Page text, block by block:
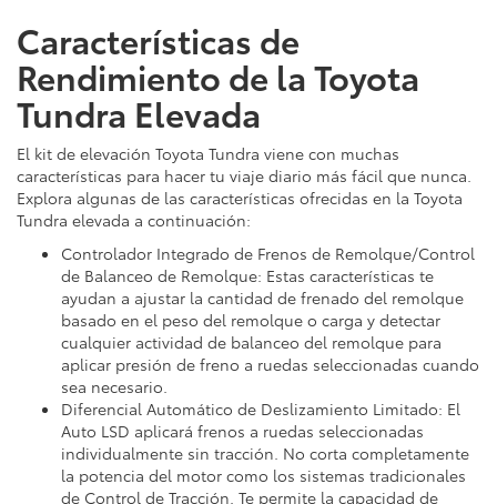
Características de
Rendimiento de la Toyota
Tundra Elevada
El kit de elevación Toyota Tundra viene con muchas
características para hacer tu viaje diario más fácil que nunca.
Explora algunas de las características ofrecidas en la Toyota
Tundra elevada a continuación:
Controlador Integrado de Frenos de Remolque/Control
de Balanceo de Remolque: Estas características te
ayudan a ajustar la cantidad de frenado del remolque
basado en el peso del remolque o carga y detectar
cualquier actividad de balanceo del remolque para
aplicar presión de freno a ruedas seleccionadas cuando
sea necesario.
Diferencial Automático de Deslizamiento Limitado: El
Auto LSD aplicará frenos a ruedas seleccionadas
individualmente sin tracción. No corta completamente
la potencia del motor como los sistemas tradicionales
de Control de Tracción. Te permite la capacidad de